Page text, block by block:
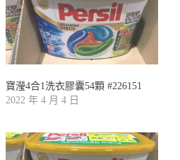
寶瀅4合1洗衣膠囊54顆 #226151
2022 年 4 月 4 日